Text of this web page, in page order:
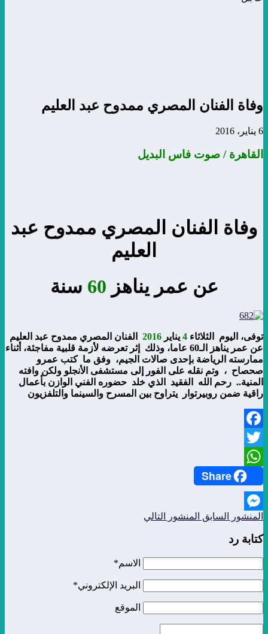
وفاة الفنان المصري ممدوح عبد العليم
6 يناير، 2016
القاهرة / صوت فاس البديل
وفاة الفنان المصري ممدوح عبد
العليم
عن عمر يناهز 60 سنة
توفى، اليوم الثلاثاء 4 يناير 2016 الفنان المصري ممدوح عبد العليم
عن عمر يناهز الـ60 عاما، وذلك إثر تعرضه لأزمة قلبية مفاجئة، أثناء
ممارسته الرياضة بإحدى صالات الجيم، وفق ما كتب عمرو
صحصاح ، وتم نقله على الفور إلى مستشفى الأنجلو ولكن وافته
المنية.. رحم الله الفقيد الذي خلد حضوره الفني الوازن بأعمال
راقية ضمن روبيرتوار يتراوح بين المسرح والسينما والتلفزيون
Facebook
Twitter
WhatsApp
Share
Messenger
المنشور السابق المنشور التالي
كتابة رد
الاسم*
البريد الإلكتروني*
الموقع